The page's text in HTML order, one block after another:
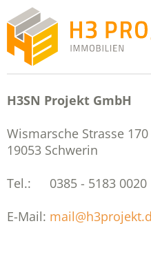
H3SN Projekt GmbH
Wismarsche Strasse 170
19053 Schwerin
Tel.:
0385 - 5183 0020
E-Mail: